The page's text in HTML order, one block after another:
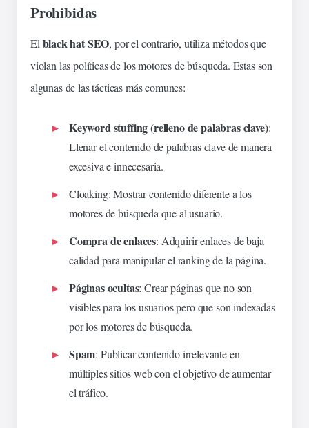
Prohibidas
Elblack hat SEO, por el contrario, utiliza métodos que
violan las políticas de los motores de búsqueda. Estas son
algunas de lastácticasmás comunes:
Keyword stuffing (relleno de palabras clave):
Llenar el contenido de palabras clave de manera
excesiva e innecesaria.
Cloaking: Mostrar contenido diferente a los
motores de búsqueda que al usuario.
Compra de enlaces: Adquirir enlaces de baja
calidad para manipular el ranking de la página.
Páginas ocultas: Crear páginas que no son
visibles para los usuarios pero que son indexadas
por los motores de búsqueda.
Spam: Publicar contenido irrelevante en
múltiples sitios web con el objetivo de aumentar
el tráfico.